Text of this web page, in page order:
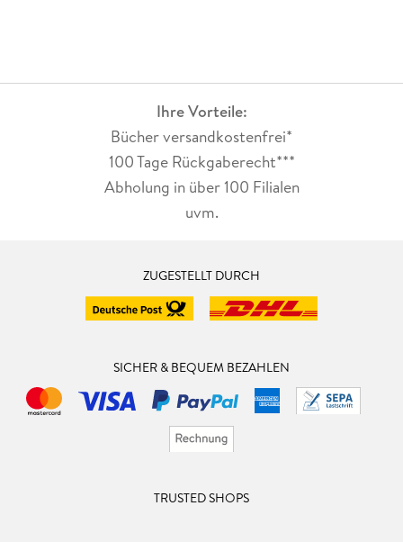
Ihre Vorteile:
Bücher versandkostenfrei*
100 Tage Rückgaberecht***
Abholung in über 100 Filialen
uvm.
ZUGESTELLT DURCH
SICHER & BEQUEM BEZAHLEN
TRUSTED SHOPS